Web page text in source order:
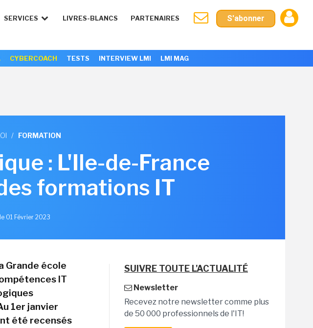
SERVICES LIVRES-BLANCS PARTENAIRES S'abonner
CYBERCOACH TESTS INTERVIEW LMI LMI MAG
/ FORMATION
: L'Ile-de-France
formations IT
01 Février 2023
Grande école
IT
1er janvier
été recensés
SUIVRE TOUTE L'ACTUALITÉ
Newsletter
Recevez notre newsletter comme plus
de 50 000 professionnels de l'IT!